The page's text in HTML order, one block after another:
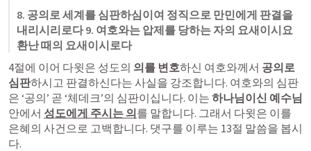
8. 공의로세계를 심판하심이여 정직으로 만민에게 판결을
내리시리로다 9. 여호와는 압제를 당하는 자의 요새이시요
환난 때의 요새이시로다
4절에 이어 다윗은 성도의 의를 변호하신 여호와께서 공의로
심판하시고 판결하신다는 사실을 강조합니다. 여호와의 심판
은 ‘공의’ 곧 ‘체데크’의 심판이십니다. 이는 하나님이신 예수님
안에서 성도에게 주시는 의를 말합니다. 그래서 다윗은 이를
은혜의 사건으로 고백합니다. 댓구를 이루는 13절 말씀을 봅시
다.